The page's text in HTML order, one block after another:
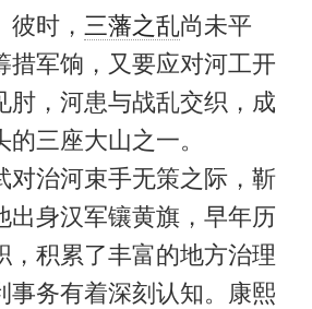
时， 三藩之乱尚未平
措军饷，又要应对河工开
肘，河患与战乱交织，成
三座大山之一。
治河束手无策之际，靳
出身汉军镶黄旗，早年历
，积累了丰富的地方治理
事务有着深刻认知。康熙